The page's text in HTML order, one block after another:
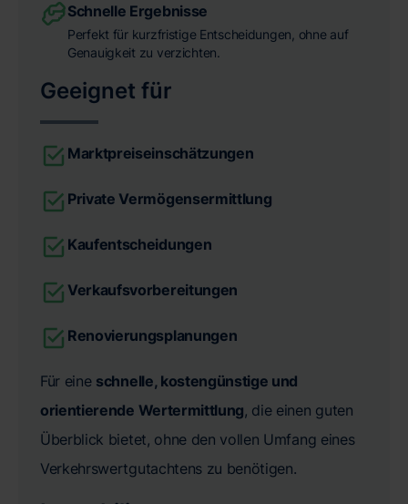
Schnelle Ergebnisse
Perfekt für kurzfristige Entscheidungen, ohne auf
Genauigkeit zu verzichten.
Geeignet für
Marktpreiseinschätzungen
Private Vermögensermittlung
Kaufentscheidungen
Verkaufsvorbereitungen
Renovierungsplanungen
Für eine schnelle, kostengünstige und
orientierende Wertermittlung, die einen guten
Überblick bietet, ohne den vollen Umfang eines
Verkehrswertgutachtens zu benötigen.